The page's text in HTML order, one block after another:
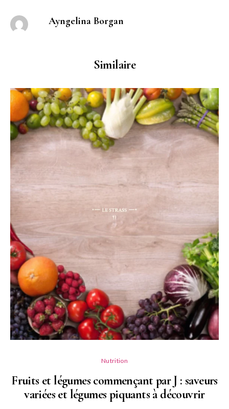
Ayngelina Borgan
Similaire
Nutrition
Fruits et légumes commençant par J : saveurs
variées et légumes piquants à découvrir